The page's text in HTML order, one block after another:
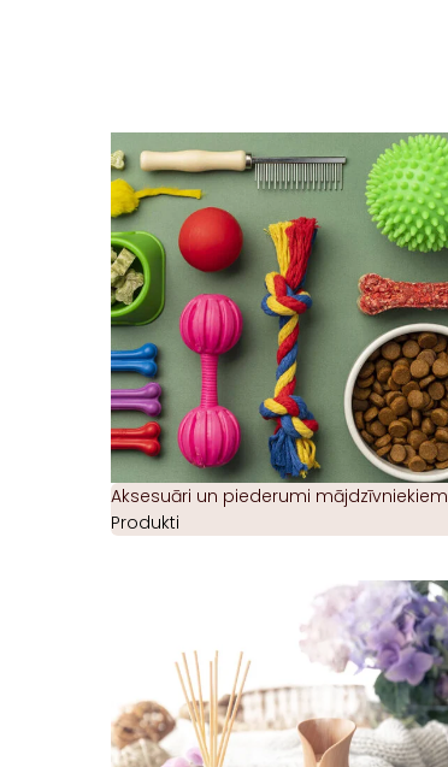
Aksesuāri un piederumi mājdzīvniekiem
Produkti